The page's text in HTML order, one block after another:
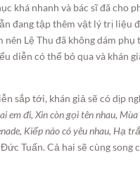
khá nhanh và bác sĩ đã
đang tập thêm vật lý trị liệu
nên Lệ Thu đã không dám
diễn có thể bỏ qua và khán
sắp tới, khán giả sẽ có dịp
em đi, Xin còn gọi tên nhau,
Kiếp nào có yêu nhau, Hạ
Tuấn. Cả hai sẽ cùng song